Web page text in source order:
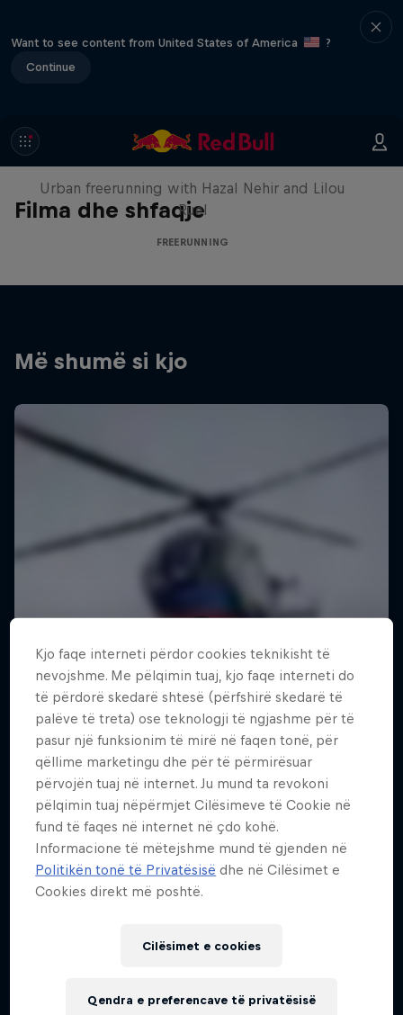
Want to see content from United States of America
?
Continue
Filma dhe shfaqje
Making of Roof Rush
Urban freerunning with Hazal Nehir and Lilou
Ruel
FREERUNNING
Më shumë si kjo
Kjo faqe interneti përdor cookies teknikisht të
nevojshme. Me pëlqimin tuaj, kjo faqe interneti do
të përdorë skedarë shtesë (përfshirë skedarë të
palëve të treta) ose teknologji të ngjashme për të
pasur një funksionim të mirë në faqen tonë, për
qëllime marketingu dhe për të përmirësuar
përvojën tuaj në internet. Ju mund ta revokoni
pëlqimin tuaj nëpërmjet Cilësimeve të Cookie në
fund të faqes në internet në çdo kohë.
Informacione të mëtejshme mund të gjenden në
Politikën tonë të Privatësisë dhe në Cilësimet e
Cookies direkt më poshtë.
Cilësimet e cookies
Qendra e preferencave të privatësisë